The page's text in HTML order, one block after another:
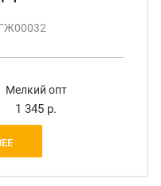
Мелкий опт
1 345 р.